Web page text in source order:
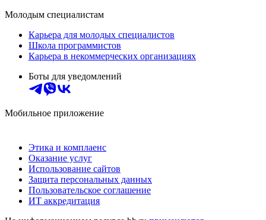
Молодым специалистам
Карьера для молодых специалистов
Школа программистов
Карьера в некоммерческих организациях
Боты для уведомлений
Мобильное приложение
Этика и комплаенс
Оказание услуг
Использование сайтов
Защита персональных данных
Пользовательское соглашение
ИТ аккредитация